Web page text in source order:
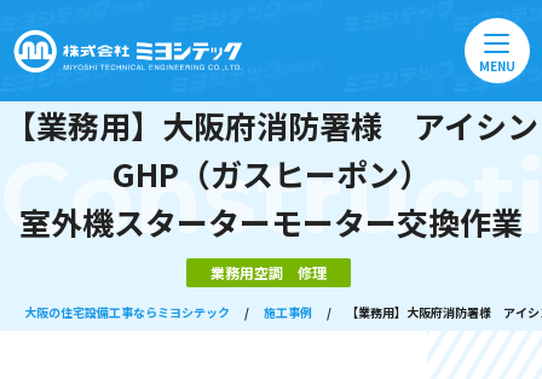
MENU
【業務用】大阪府消防署様 アイシン
GHP（ガスヒーポン）
室外機スターターモーター交換作業
業務用空調 修理
大阪の住宅設備工事ならミヨシテック / 施工事例 / 【業務用】大阪府消防署様 アイ